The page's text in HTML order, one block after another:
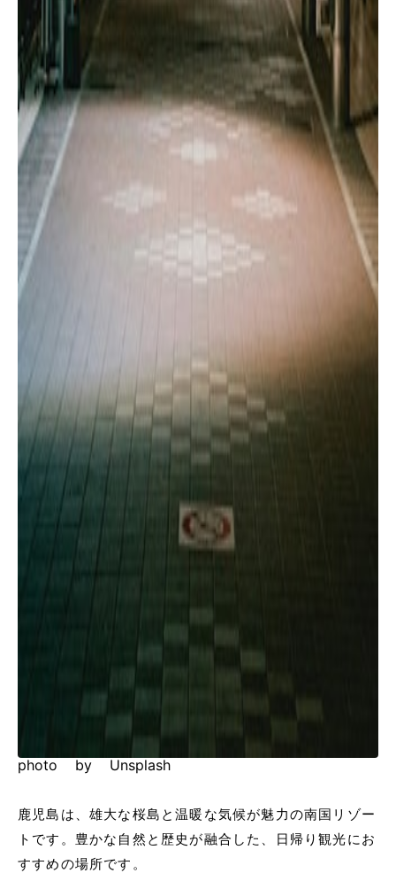
photo by Unsplash
鹿児島は、雄大な桜島と温暖な気候が魅力の南国リゾー
トです。豊かな自然と歴史が融合した、日帰り観光にお
すすめの場所です。